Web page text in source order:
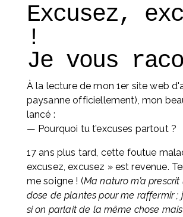
Excusez,
!
À la lecture de mon 1er site web
paysanne officiellement), mon
lancé :
— Pourquoi tu t’excuses partout ?
17 ans plus tard, cette foutue
excusez, excusez » est revenue.
me soigne ! (Ma naturo m’a
dose de plantes pour me raffermir ;
si on parlait de la même chose